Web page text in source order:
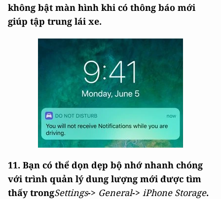
không bật màn hình khi có thông báo mới
giúp tập trung lái xe.
11. Bạn có thể dọn dẹp bộ nhớ nhanh chóng
với trình quản lý dung lượng mới được tìm
thấy trongSettings-> General-> iPhone Storage.